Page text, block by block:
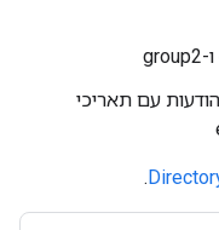
עם תאריכי
.